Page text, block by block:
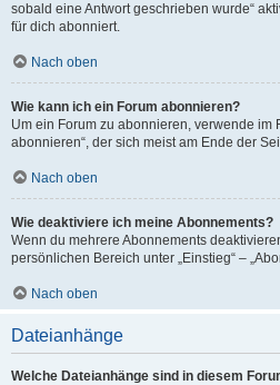
sobald eine Antwort geschrieben wurde“
für dich abonniert.
Nach oben
Wie kann ich ein Forum abonnieren?
Um ein Forum zu abonnieren, verwende im
abonnieren“, der sich meist am Ende der
Nach oben
Wie deaktiviere ich meine Abonnements?
Wenn du mehrere Abonnements
persönlichen Bereich unter „Einstieg“ –
Nach oben
Dateianhänge
Welche Dateianhänge sind in diesem